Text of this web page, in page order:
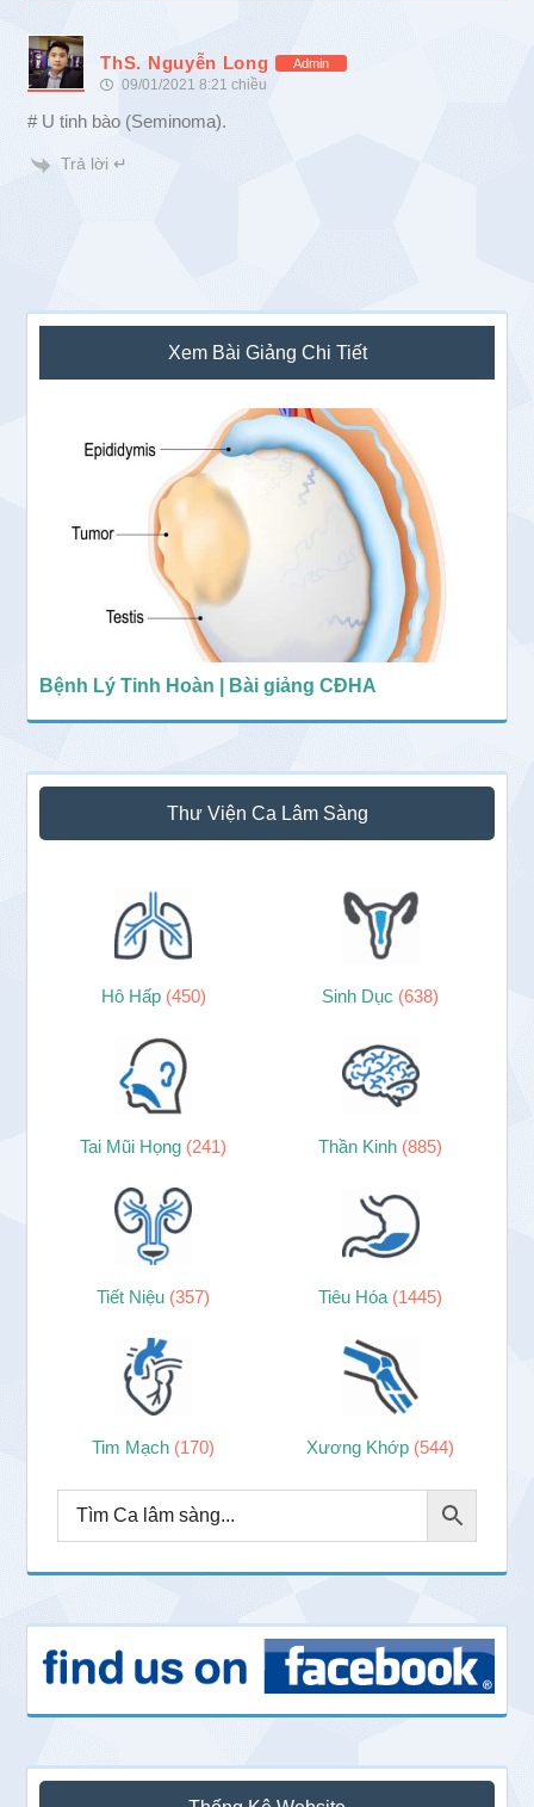
ThS. Nguyễn Long Admin
09/01/2021 8:21 chiều
# U tinh bào (Seminoma).
Trả lời ↵
Sidebar
chính
Xem Bài Giảng Chi Tiết
Bệnh Lý Tinh Hoàn | Bài giảng CĐHA
Thư Viện Ca Lâm Sàng
Hô Hấp (450) Sinh Dục (638)
Tai Mũi Họng (241) Thần Kinh (885)
Tiết Niệu (357) Tiêu Hóa (1445)
Tim Mạch (170) Xương Khớp (544)